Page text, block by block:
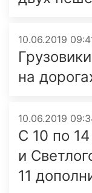
10.06.2019
на
10.06.2019
С 10 по
и
11